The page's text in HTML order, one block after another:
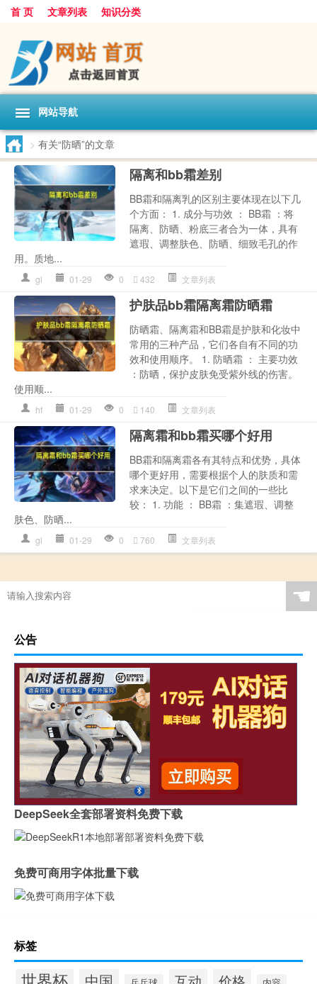
首 页 文章列表 知识分类
网站导航
> 有关“防晒”的文章
隔离和bb霜差别
BB霜和隔离乳的区别主要体现在以下几
个方面： 1. 成分与功效 ： BB霜 ：将
隔离、防晒、粉底三者合为一体，具有
遮瑕、调整肤色、防晒、细致毛孔的作
用。质地...
gl 01-29 0 432 文章列表
护肤品bb霜隔离霜防晒霜
防晒霜、隔离霜和BB霜是护肤和化妆中
常用的三种产品，它们各自有不同的功
效和使用顺序。 1. 防晒霜 ： 主要功效
：防晒，保护皮肤免受紫外线的伤害。
使用顺...
hf 01-29 0 140 文章列表
隔离霜和bb霜买哪个好用
BB霜和隔离霜各有其特点和优势，具体
哪个更好用，需要根据个人的肤质和需
求来决定。以下是它们之间的一些比
较： 1. 功能 ： BB霜 ：集遮瑕、调整
肤色、防晒...
gl 01-29 0 760 文章列表
☚
公告
DeepSeek全套部署资料免费下载
免费可商用字体批量下载
标签
世界杯 中国 互动 价格